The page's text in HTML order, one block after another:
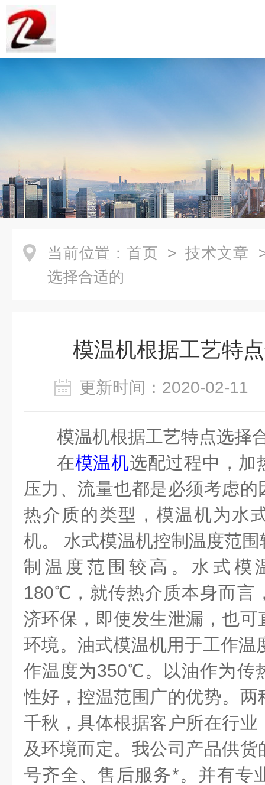
当前位置： 首页 > 技术文章
选择合适的
模温机根据工艺特
更新时间：2020-02-
模温机根据工艺特点选择
在模温机选配过程中，加
压力、流量也都是必须考虑
热介质的类型，模温机为水
机。 水式模温机控制温度范
制温度范围较高。水式模
180℃，就传热介质本身而言
济环保，即使发生泄漏，也
环境。油式模温机用于工作
作温度为350℃。以油作为传
性好，控温范围广的优势。
千秋，具体根据客户所在行
及环境而定。我公司产品供
号齐全、售后服务*。并有专